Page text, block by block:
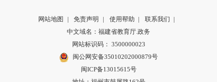
网站地图 | 免责声明 | 使用帮助 | 联系我们 |
中文域名：福建省教育厅.政务
网站标识码： 3500000023
闽公网安备35010202000879号
闽ICP备13015615号